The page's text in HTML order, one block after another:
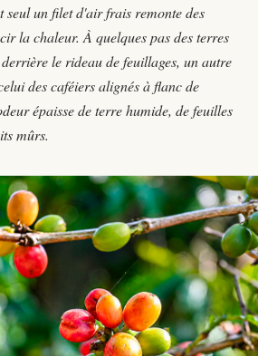
seul un filet d'air frais remonte des
la chaleur. À quelques pas des terres
le rideau de feuillages, un autre
des caféiers alignés à flanc de
épaisse de terre humide, de feuilles
mûrs.